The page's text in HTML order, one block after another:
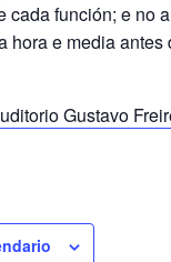
cada función; e no
hora e media antes
Gustavo